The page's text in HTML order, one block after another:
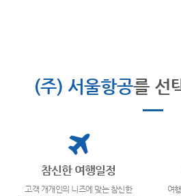
(주) 서울항공를 선
참신한 여행일정
고객 개개인의 니즈에 맞는 참신한
여